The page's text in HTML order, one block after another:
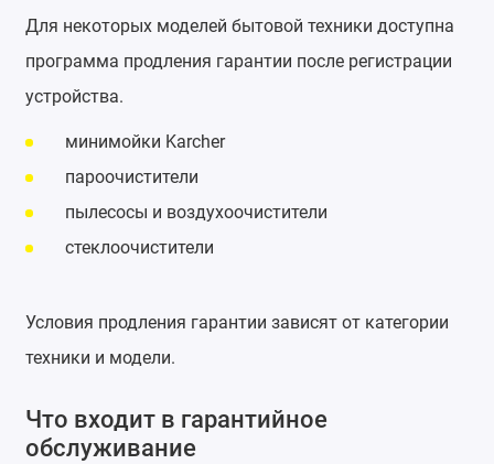
Для некоторых моделей бытовой техники доступна
программа продления гарантии после регистрации
устройства.
минимойки Karcher
пароочистители
пылесосы и воздухоочистители
стеклоочистители
Условия продления гарантии зависят от категории
техники и модели.
Что входит в гарантийное
обслуживание